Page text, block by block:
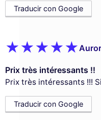
Traducir con Google
Prix très intéressants !!
Prix très intéressants !!!
Traducir con Google